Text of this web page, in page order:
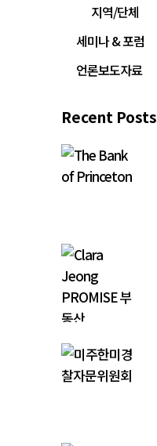
지역/단체
세미나 & 포럼
언론보도자료
Recent Posts